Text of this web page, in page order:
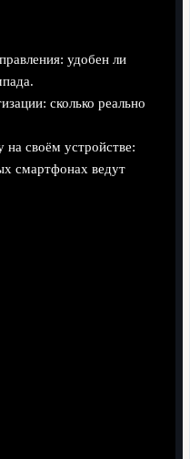
удобен ли
сколько реально
на своём устройстве:
смартфонах ведут